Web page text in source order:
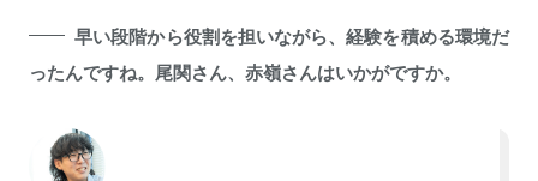
早い段階から役割を担いながら、経験を積める環境だ
ったんですね。尾関さん、赤嶺さんはいかがですか。